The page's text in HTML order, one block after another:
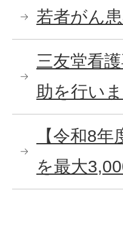
若者がん
三友堂看
助を行い
【令和8
を最大